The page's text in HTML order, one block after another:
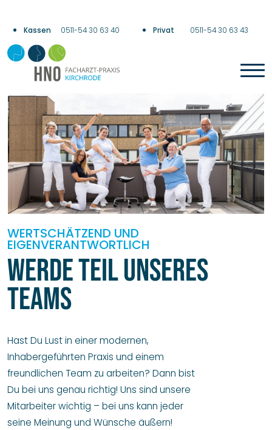
0511-54 30 63 40 0511-54 30 63 43
WERTSCHÄTZEND UND
EIGENVERANTWORTLICH
Werde Teil unseres
Teams
Hast Du Lust in einer modernen,
Inhabergeführten Praxis und einem
freundlichen Team zu arbeiten? Dann bist
Du bei uns genau richtig! Uns sind unsere
Mitarbeiter wichtig – bei uns kann jeder
seine Meinung und Wünsche äußern!